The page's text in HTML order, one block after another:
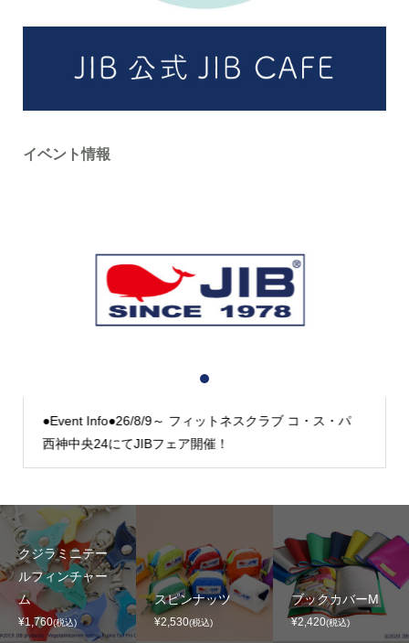
イベント情報
●Event Info●26/8/9～ フィットネスクラブ コ・ス・パ
西神中央24にてJIBフェア開催！
2
クジラミニテー
ルフィンチャー
ム
¥1,760(税込)
スピンナッツ
¥2,530(税込)
ブックカバーM
¥2,420(税込)